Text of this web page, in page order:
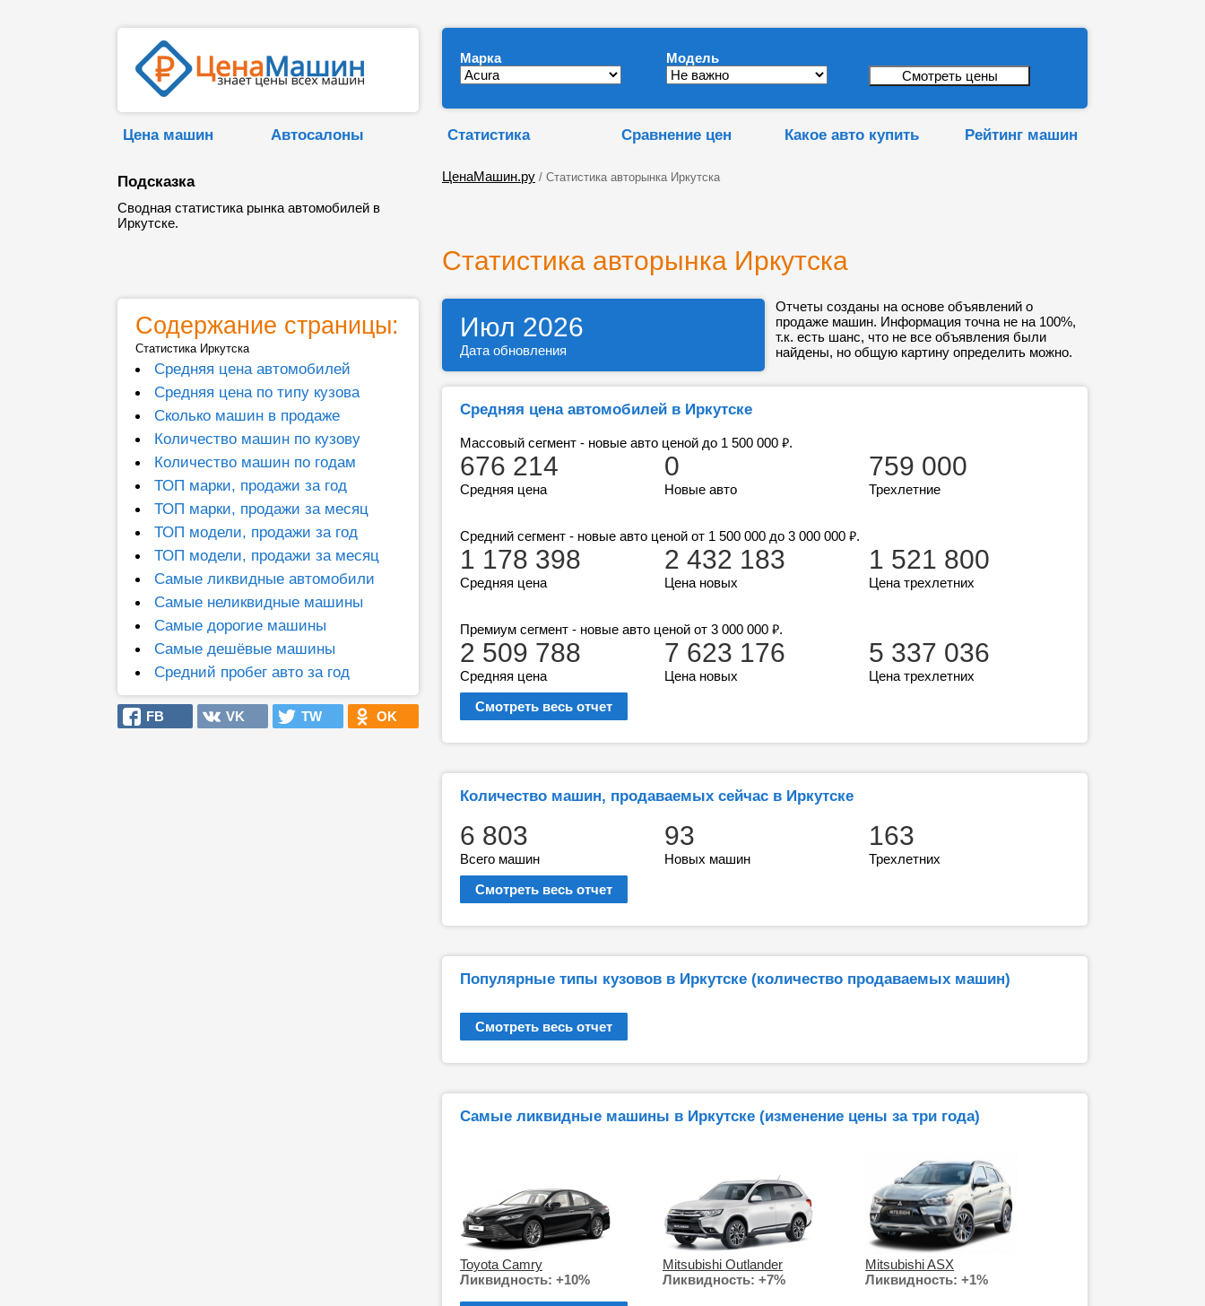
Марка Модель
Цена машин Автосалоны Статистика Сравнение цен Какое авто купить Рейтинг машин
Подсказка
Сводная статистика рынка автомобилей в
Иркутске.
ЦенаМашин.ру / Статистика авторынка Иркутска
Статистика авторынка Иркутска
Содержание страницы:
Статистика Иркутска
Средняя цена автомобилей
Средняя цена по типу кузова
Сколько машин в продаже
Количество машин по кузову
Количество машин по годам
ТОП марки, продажи за год
ТОП марки, продажи за месяц
ТОП модели, продажи за год
ТОП модели, продажи за месяц
Самые ликвидные автомобили
Самые неликвидные машины
Самые дорогие машины
Самые дешёвые машины
Средний пробег авто за год
FB VK TW OK
Июл 2026
Дата обновления
Отчеты созданы на основе объявлений о
продаже машин. Информация точна не на 100%,
т.к. есть шанс, что не все объявления были
найдены, но общую картину определить можно.
Средняя цена автомобилей в Иркутске
Массовый сегмент - новые авто ценой до 1 500 000 ₽.
676 214 0 759 000
Средняя цена Новые авто Трехлетние
Средний сегмент - новые авто ценой от 1 500 000 до 3 000 000 ₽.
1 178 398 2 432 183 1 521 800
Средняя цена Цена новых Цена трехлетних
Премиум сегмент - новые авто ценой от 3 000 000 ₽.
2 509 788 7 623 176 5 337 036
Средняя цена Цена новых
Цена трехлетних
Смотреть весь отчет
Количество машин, продаваемых сейчас в Иркутске
6 803 93 163
Всего машин Новых машин
Трехлетних
Смотреть весь отчет
Популярные типы кузовов в Иркутске (количество продаваемых машин)
Смотреть весь отчет
Самые ликвидные машины в Иркутске (изменение цены за три года)
Toyota Camry
Ликвидность: +10%
Mitsubishi Outlander
Ликвидность: +7%
Mitsubishi ASX
Ликвидность: +1%